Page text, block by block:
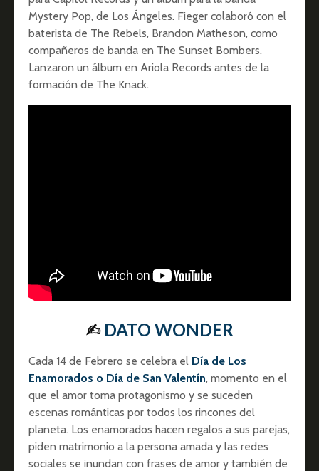
Mystery Pop, de Los Ángeles. Fieger colaboró con el
baterista de The Rebels, Brandon Matheson, como
compañeros de banda en The Sunset Bombers.
Lanzaron un álbum en Ariola Records antes de la
formación de The Knack.
✍︎ DATO WONDER
Cada 14 de Febrero se celebra el Día de Los
Enamorados o Día de San Valentín, momento en el
que el amor toma protagonismo y se suceden
escenas románticas por todos los rincones del
planeta. Los enamorados hacen regalos a sus parejas,
piden matrimonio a la persona amada y las redes
sociales se inundan con frases de amor y también de